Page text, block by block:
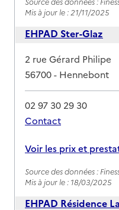
Mis à jour le : 21/11/2025
EHPAD Ster-Glaz
Adresse
2 rue Gérard Philipe
56700- Hennebont
02 97 30 29 30
Contact
Voir les prix et
Source des données :
Mis à jour le : 18/03/2025
EHPAD Résidence